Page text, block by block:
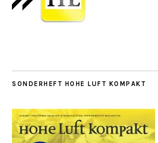
SONDERHEFT HOHE LUFT KOMPAKT